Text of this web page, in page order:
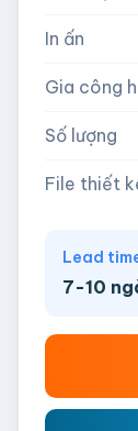
−
AI,
In ấn
Gia công
Số lượng
File thiết
Lead
7-10